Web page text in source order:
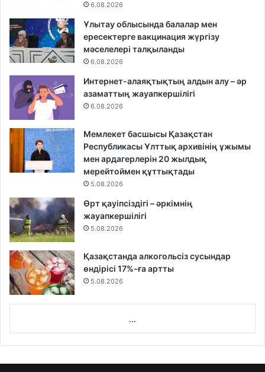
6.08.2026
Ұлытау облысында балалар мен
ересектерге вакцинация жүргізу
мәселелері талқыланды
6.08.2026
Интернет-алаяқтықтың алдын алу – әр
азаматтың жауапкершілігі
6.08.2026
Мемлекет басшысы Қазақстан
Республикасы Ұлттық архивінің ұжымы
мен ардагерлерін 20 жылдық
мерейтоймен құттықтады
5.08.2026
Өрт қауіпсіздігі – әркімнің
жауапкершілігі
5.08.2026
Қазақстанда алкогольсіз сусындар
өндірісі 17%-ға артты
5.08.2026
...